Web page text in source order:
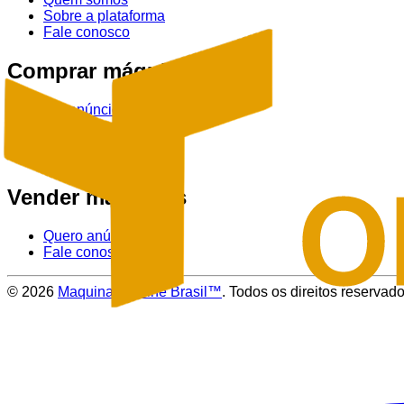
Sobre a plataforma
Fale conosco
Comprar máquinas
Ver anúncios
Vender máquinas
Quero anúnciar
Fale conosco
© 2026 Maquinas Online Brasil™. Todos os direitos